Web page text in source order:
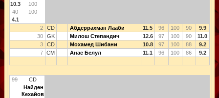
10.3
100
40
100
4.1
2
CD Абдеррахман Лааби 11.5 96 100 90
9.9
30
GK Милош Степандич 12.6 97 100 90
11.0
3
CD Мохамед Шибани 10.8 97 100 88
9.2
7
CM Анас Белул 11.1 96 100 86 9.2
99
CD
Найден
Кехайов